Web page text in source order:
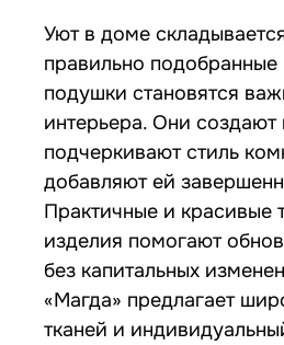
Уют в доме
правильно подобранные
подушки становятся
интерьера. Они
подчеркивают стиль
добавляют ей
Практичные и красивые
изделия помогают
без капитальных
«Магда» предлагает
тканей и